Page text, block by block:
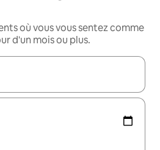
où vous vous sentez comme
d'un mois ou plus.
utilisez les flèches vers le